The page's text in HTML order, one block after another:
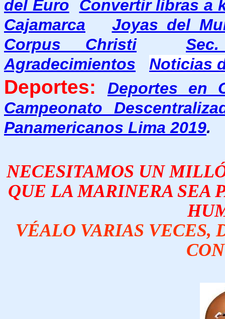
del Euro
Convertir libras a
Cajamarca
Joyas del
Corpus Christi
Agradecimientos
Noticias
Deportes:
Deportes en
Campeonato
Panamericanos Lima 2019.
NECESITAMOS UN
QUE LA MARINERA SEA
VÉALO VARIAS VECES,